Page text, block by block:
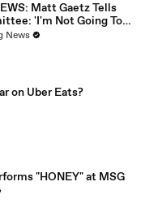
Matt Gaetz Tells
'I'm Not Going To
Resolution'
News
on Uber Eats?
"HONEY" at MSG